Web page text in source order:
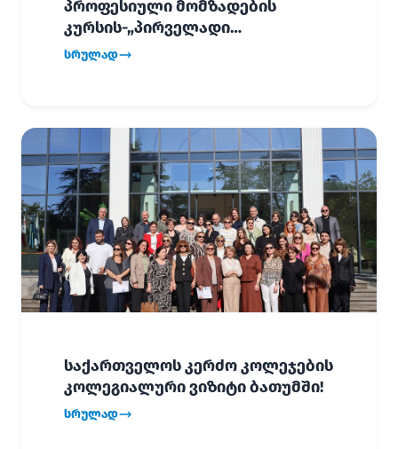
პროფესიული მომზადების
კურსის-„პირველადი
გადაუდებელი დახმარება“,
სრულად
საქართველოს კერძო კოლეჯების
კოლეგიალური ვიზიტი ბათუმში!
სრულად